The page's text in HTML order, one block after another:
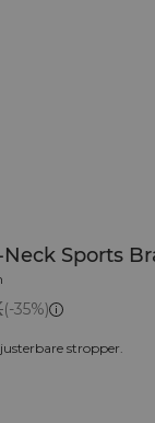
Sports
(-35%)
stropper.